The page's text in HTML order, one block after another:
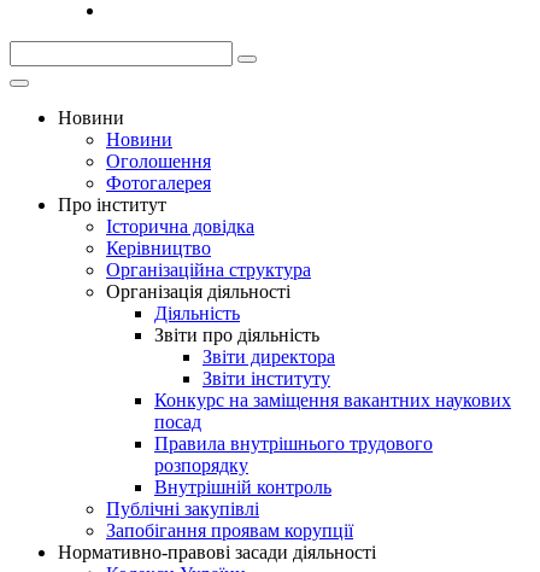
Новини
Новини
Оголошення
Фотогалерея
Про інститут
Історична довідка
Керівництво
Організаційна структура
Організація діяльності
Діяльність
Звіти про діяльність
Звіти директора
Звіти інституту
Конкурс на заміщення вакантних наукових
посад
Правила внутрішнього трудового
розпорядку
Внутрішній контроль
Публічні закупівлі
Запобігання проявам корупції
Нормативно-правові засади діяльності